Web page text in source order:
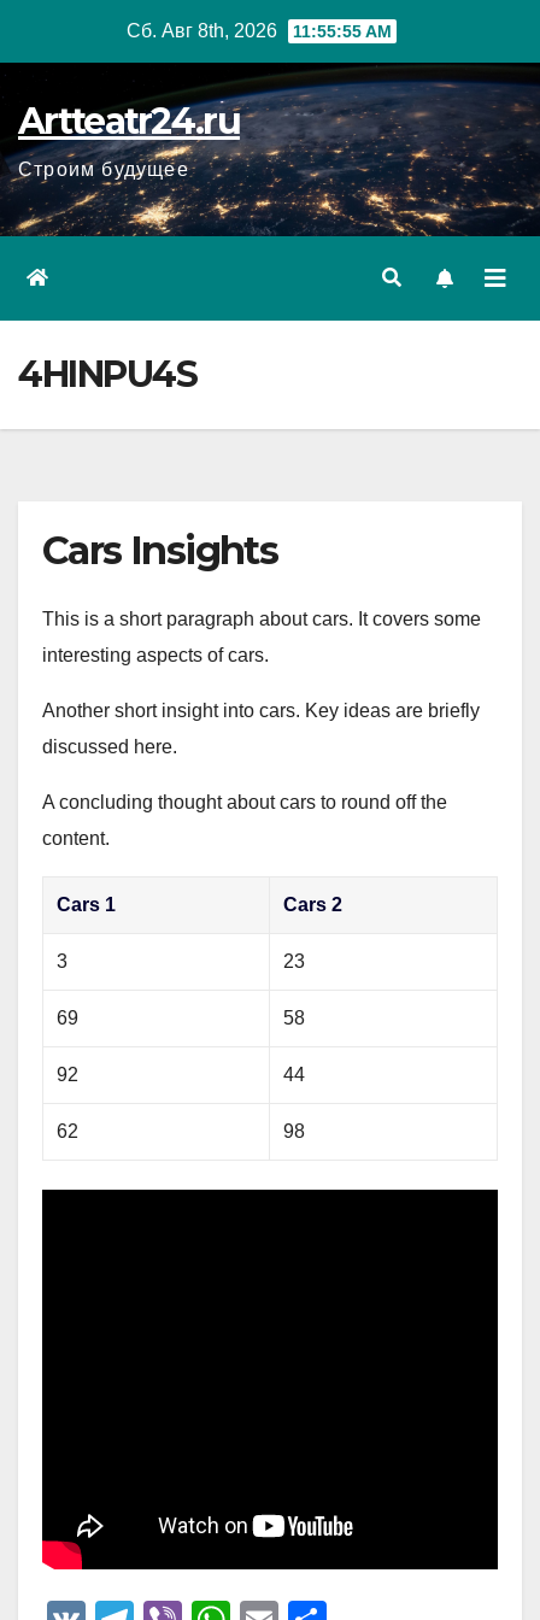
Сб. Авг 8th, 2026 11:55:56 AM
Artteatr24.ru
Строим будущее
4HINPU4S
Cars Insights
This is a short paragraph about cars. It covers some
interesting aspects of cars.
Another short insight into cars. Key ideas are briefly
discussed here.
A concluding thought about cars to round off the
content.
Cars 1 Cars 2
3 23
69 58
92 44
62 98